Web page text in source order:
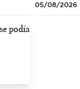
05/08/2026